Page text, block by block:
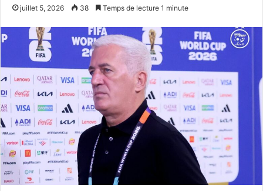
juillet 5, 2026 38 Temps de lecture 1 minute